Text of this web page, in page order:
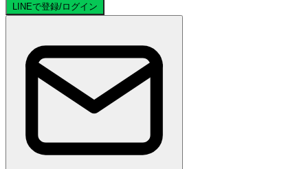
LINEで登録/ログイン